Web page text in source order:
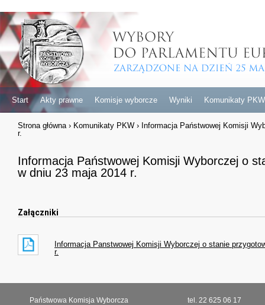
Start Akty prawne Komisje wyborcze Wyniki Komunikaty PKW
Strona główna › Komunikaty PKW › Informacja Państwowej Komisji
r.
Informacja Państwowej Komisji Wyborczej o
w dniu 23 maja 2014 r.
Załączniki
Informacja Panstwowej Komisji Wyborczej o stanie
r.
Państwowa Komisja Wyborcza
tel. 22 625 06 17